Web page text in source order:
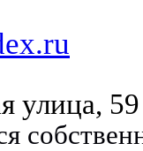
улица, 59